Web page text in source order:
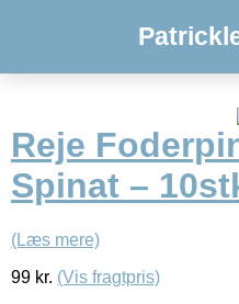
Reje
Spinat –
(Læs mere)
99 kr. (Vis fragtpris)